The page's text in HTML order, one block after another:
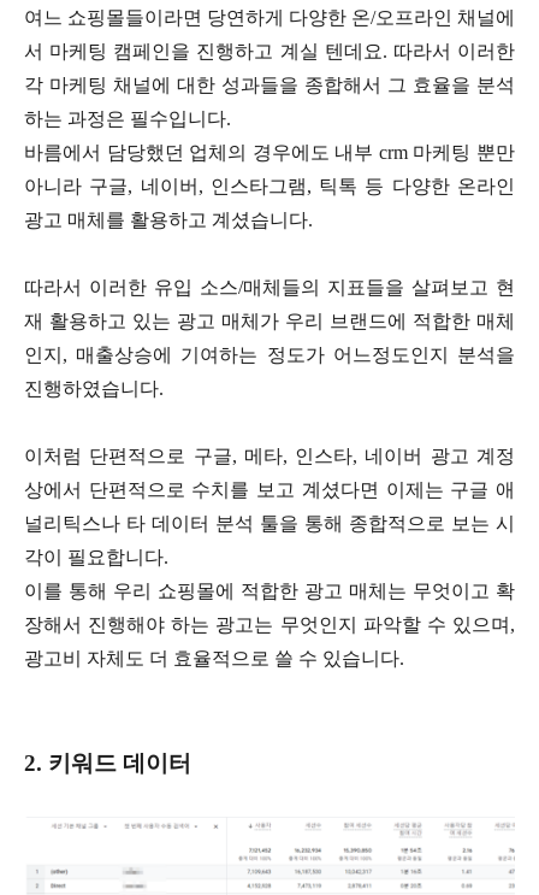
여느 쇼핑몰들이라면 당연하게 다양한 온/오프라인 채널에
서 마케팅 캠페인을 진행하고 계실 텐데요. 따라서 이러한
각 마케팅 채널에 대한 성과들을 종합해서 그 효율을 분석
하는 과정은 필수입니다.
바름에서 담당했던 업체의 경우에도 내부 crm 마케팅 뿐만
아니라 구글, 네이버, 인스타그램, 틱톡 등 다양한 온라인
광고 매체를 활용하고 계셨습니다.
따라서 이러한 유입 소스/매체들의 지표들을 살펴보고 현
재 활용하고 있는 광고 매체가 우리 브랜드에 적합한 매체
인지, 매출상승에 기여하는 정도가 어느정도인지 분석을
진행하였습니다.
이처럼 단편적으로 구글, 메타, 인스타, 네이버 광고 계정
상에서 단편적으로 수치를 보고 계셨다면 이제는 구글 애
널리틱스나 타 데이터 분석 툴을 통해 종합적으로 보는 시
각이 필요합니다.
이를 통해 우리 쇼핑몰에 적합한 광고 매체는 무엇이고 확
장해서 진행해야 하는 광고는 무엇인지 파악할 수 있으며,
광고비 자체도 더 효율적으로 쓸 수 있습니다.
2. 키워드 데이터